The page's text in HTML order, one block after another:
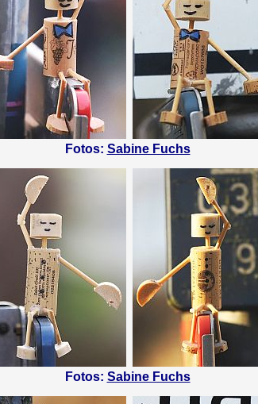
Fotos: Sabine Fuchs
Fotos: Sabine Fuchs